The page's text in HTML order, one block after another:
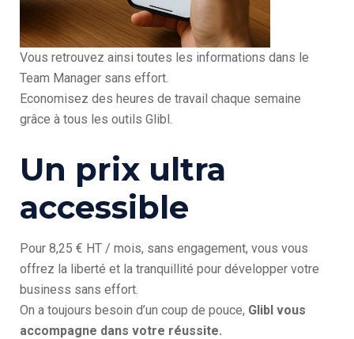
Vous retrouvez ainsi toutes les informations dans le
Team Manager sans effort.
Economisez des heures de travail chaque semaine
grâce à tous les outils Glibl.
Un prix ultra
accessible
Pour 8,25 € HT / mois, sans engagement, vous vous
offrez la liberté et la tranquillité pour développer votre
business sans effort.
On a toujours besoin d’un coup de pouce, Glibl vous
accompagne dans votre réussite.